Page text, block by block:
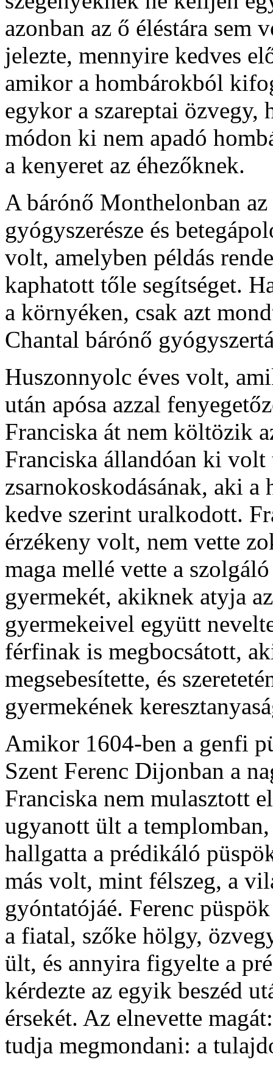
azonban az ő éléstára
jelezte, mennyire kedves
amikor a hombárokból
egykor a szareptai özvegy,
módon ki nem apadó
a kenyeret az éhezőknek.
A bárónő Monthelonban
gyógyszerésze és
volt, amelyben példás
kaphatott tőle segítséget.
a környéken, csak azt
Chantal bárónő
Huszonnyolc éves volt,
után apósa azzal
Franciska át nem költözik
Franciska állandóan ki
zsarnokoskodásának, aki a
kedve szerint uralkodott.
érzékeny volt, nem vette
maga mellé vette a
gyermekét, akiknek atyja
gyermekeivel együtt
férfinak is megbocsátott,
megsebesítette, és
gyermekének
Amikor 1604-ben a genfi
Szent Ferenc Dijonban a
Franciska nem mulasztott
ugyanott ült a
hallgatta a prédikáló
más volt, mint félszeg, a
gyóntatójáé. Ferenc
a fiatal, szőke hölgy,
ült, és annyira figyelte a
kérdezte az egyik beszéd
érsekét. Az elnevette
tudja megmondani: a